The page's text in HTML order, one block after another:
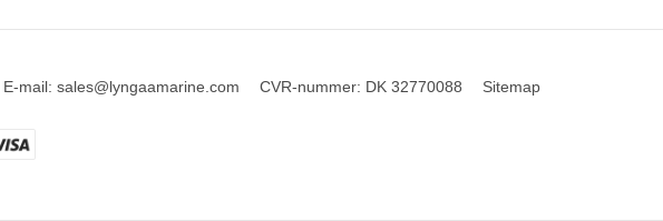
E-mail: sales@lyngaamarine.com CVR-nummer: DK 32770088 Sitemap